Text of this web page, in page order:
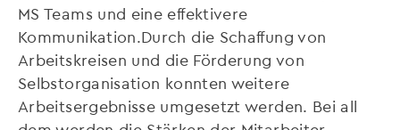
MS Teams und eine effektivere
Kommunikation.Durch die Schaffung von
Arbeitskreisen und die Förderung von
Selbstorganisation konnten weitere
Arbeitsergebnisse umgesetzt werden. Bei all